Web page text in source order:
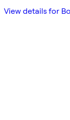
View details for